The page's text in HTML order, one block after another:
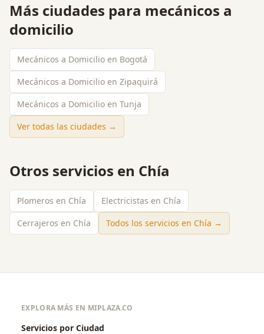
Más ciudades para mecánicos a
domicilio
Mecánicos a Domicilio en Bogotá
Mecánicos a Domicilio en Zipaquirá
Mecánicos a Domicilio en Tunja
Ver todas las ciudades →
Otros servicios en Chía
Plomeros en Chía
Electricistas en Chía
Cerrajeros en Chía
Todos los servicios en Chía →
EXPLORA MÁS EN MIPLAZA.CO
Servicios por Ciudad